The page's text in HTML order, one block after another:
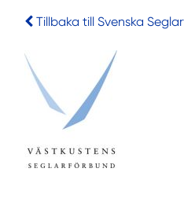
Tillbaka till Svenska